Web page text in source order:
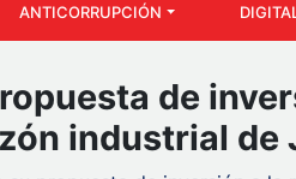
ANTICORRUPCIÓN
de
industrial de